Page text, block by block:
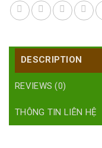
DESCRIPTION
REVIEWS (0)
THÔNG TIN LIÊN HỆ